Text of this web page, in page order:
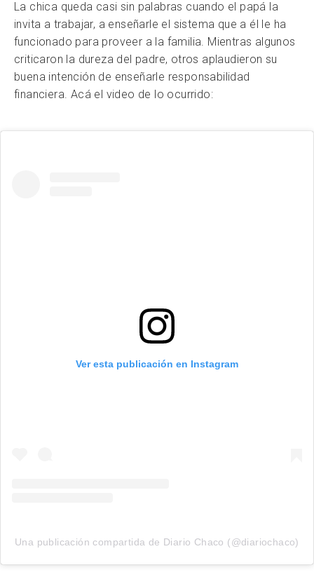
La chica queda casi sin palabras cuando el papá la
invita a trabajar, a enseñarle el sistema que a él le ha
funcionado para proveer a la familia. Mientras algunos
criticaron la dureza del padre, otros aplaudieron su
buena intención de enseñarle responsabilidad
financiera. Acá el video de lo ocurrido:
Ver esta publicación en Instagram
Una publicación compartida de Diario Chaco (@diariochaco)